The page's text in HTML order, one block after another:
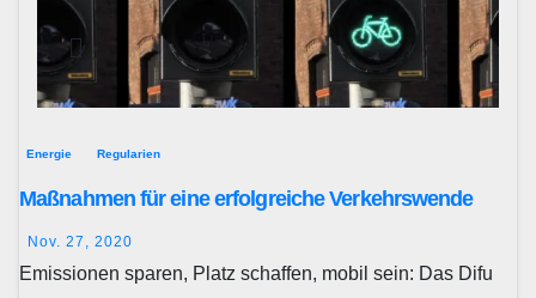
Energie Regularien
Maßnahmen für eine erfolgreiche Verkehrswende
Nov. 27, 2020
Emissionen sparen, Platz schaffen, mobil sein: Das Difu